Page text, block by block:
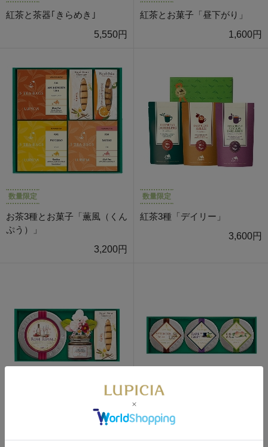
紅茶と茶器｢きらめき｣
5,550円
紅茶とお菓子「昼下がり」
1,600円
数量限定
お茶3種とお菓子「薫風（くん
ぷう）」
3,200円
数量限定
紅茶3種「デイリー」
3,600円